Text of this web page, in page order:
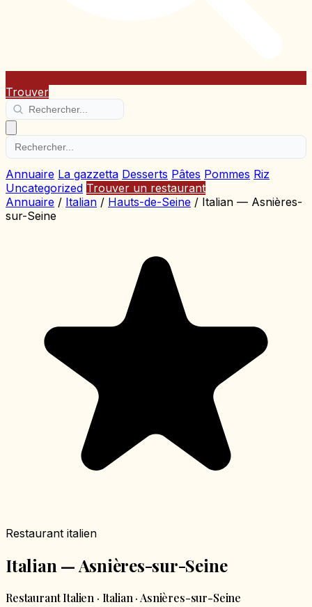
Trouver
Annuaire La gazzetta Desserts Pâtes Pommes Riz
Uncategorized Trouver un restaurant
Annuaire / Italian / Hauts-de-Seine / Italian — Asnières-
sur-Seine
Restaurant italien
Italian — Asnières-sur-Seine
Restaurant Italien · Italian · Asnières-sur-Seine